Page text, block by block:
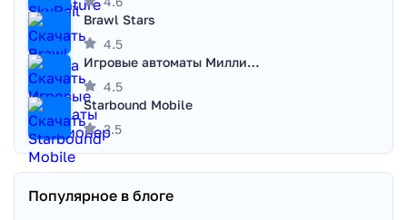
Brawl Stars
4.5
Игровые автоматы Миллионер
4.5
Starbound Mobile
3.5
Популярное в блоге